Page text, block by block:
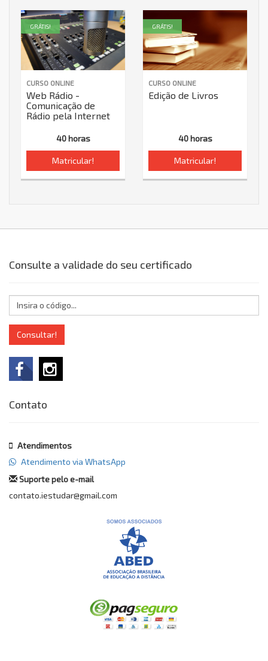
CURSO ONLINE
Web Rádio -
Comunicação de
Rádio pela Internet
40 horas
Matricular!
GRÁTIS!
CURSO ONLINE
Edição de Livros
40 horas
Matricular!
GRÁTIS!
Consulte a validade do seu certificado
Consultar!
Contato
Atendimentos
Atendimento via WhatsApp
Suporte pelo e-mail
contato.iestudar@gmail.com